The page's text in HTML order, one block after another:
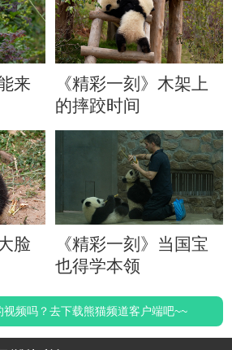
来
《精彩一刻》木架上
的摔跤时间
脸
《精彩一刻》当国宝
也得学本领
频吗？去下载熊猫频道客户端吧~~